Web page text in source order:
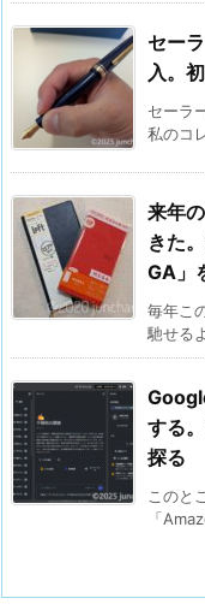
セー
入。
セーラ
私のコ
来年
きた
GA」
毎年こ
馳せる
する
探る
このと
「